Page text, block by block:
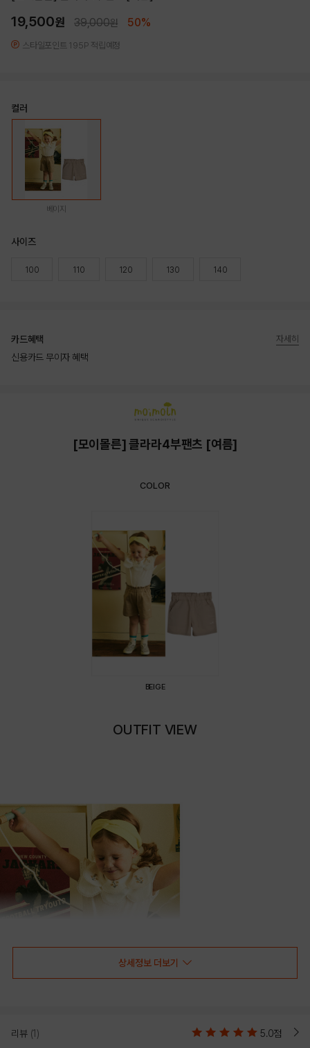
19,500원 39,000원 50%
스타일포인트 195P 적립예정
컬러
베이지
사이즈
100 110 120 130 140
카드혜택
신용카드 무이자 혜택
자세히
[모이몰른] 클라라4부팬츠 [여름]
COLOR
BEIGE
OUTFIT VIEW
상세정보 더보기
리뷰 (1) 5.0점